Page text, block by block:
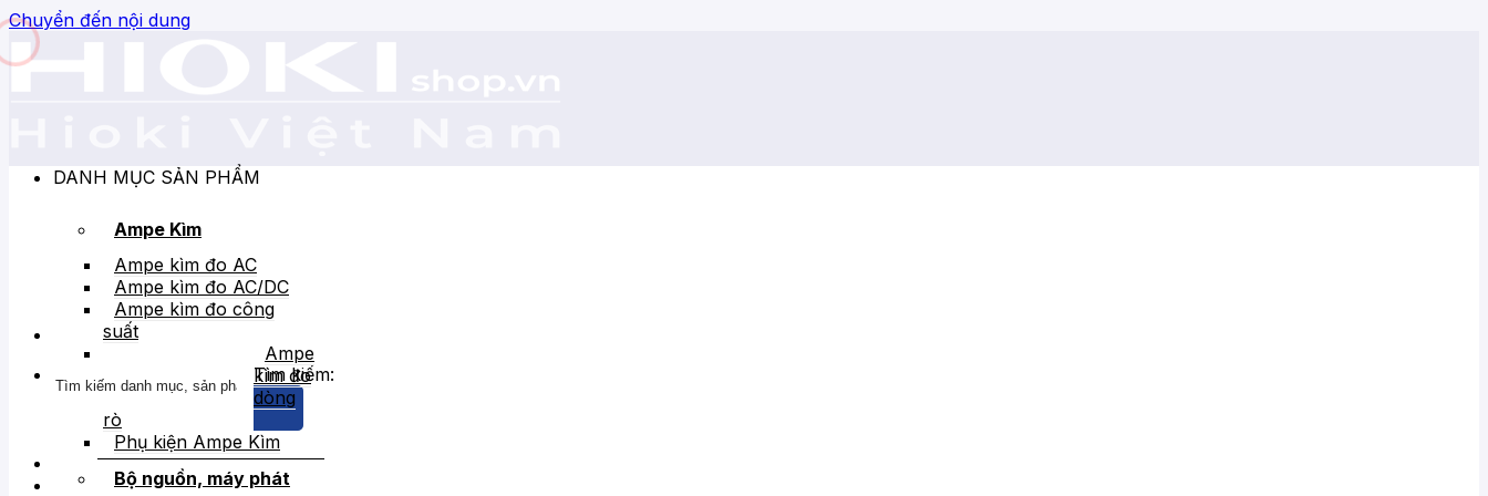
Chuyển đến nội dung
Tìm kiếm:
DANH MỤC SẢN PHẨM
Ampe Kìm
Ampe kìm đo AC
Ampe kìm đo AC/DC
Ampe kìm đo công
suất
Ampe
kìm đo
dòng
rò
Phụ kiện Ampe Kìm
Bộ nguồn, máy phát